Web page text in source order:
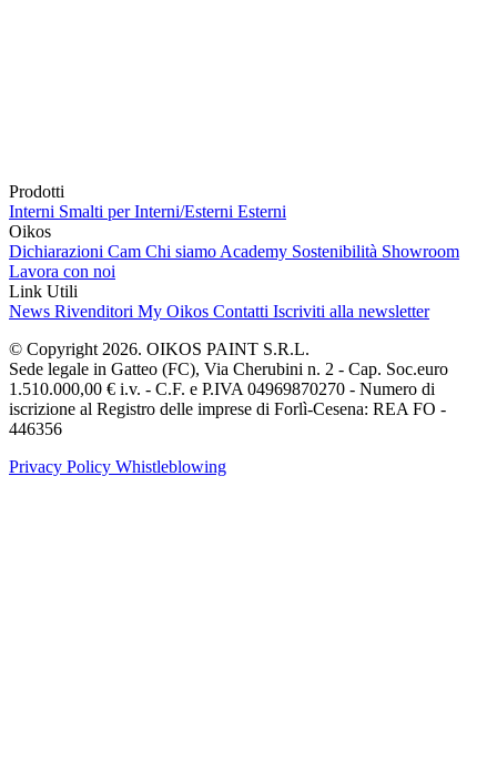
Prodotti
Interni Smalti per Interni/Esterni Esterni
Oikos
Dichiarazioni Cam Chi siamo Academy Sostenibilità Showroom
Lavora con noi
Link Utili
News Rivenditori My Oikos Contatti Iscriviti alla newsletter
© Copyright 2026. OIKOS PAINT S.R.L.
Sede legale in Gatteo (FC), Via Cherubini n. 2 - Cap. Soc.euro
1.510.000,00 € i.v. - C.F. e P.IVA 04969870270 - Numero di
iscrizione al Registro delle imprese di Forlì-Cesena: REA FO -
446356
Privacy Policy Whistleblowing